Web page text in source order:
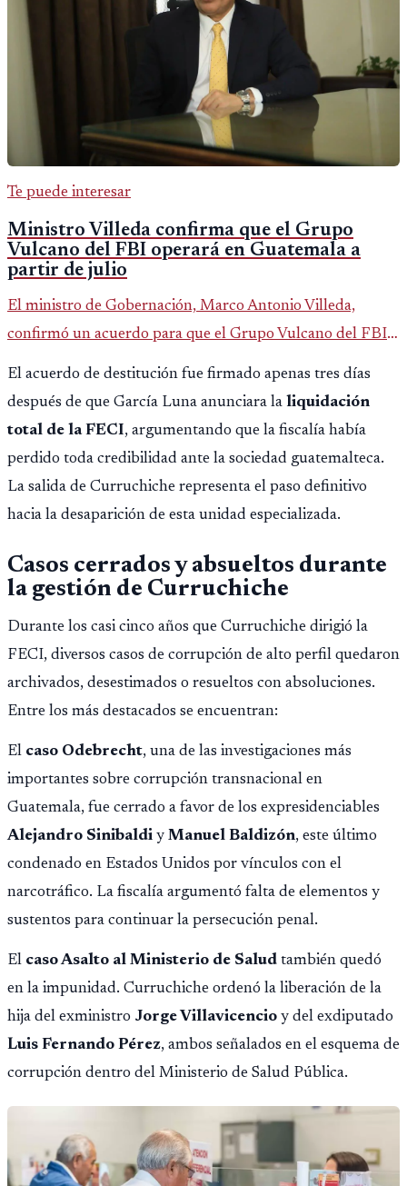
Te puede interesar
Ministro Villeda confirma que el Grupo
Vulcano del FBI operará en Guatemala a
partir de julio
El ministro de Gobernación, Marco Antonio Villeda,
confirmó un acuerdo para que el Grupo Vulcano del FBI
opere en Guatemala a partir de julio, tras un intento
fallido con la administración anterior del Ministerio
Público.
El acuerdo de destitución fue firmado apenas tres días
después de que García Luna anunciara la liquidación
total de la FECI, argumentando que la fiscalía había
perdido toda credibilidad ante la sociedad guatemalteca.
La salida de Curruchiche representa el paso definitivo
hacia la desaparición de esta unidad especializada.
Casos cerrados y absueltos durante
la gestión de Curruchiche
Durante los casi cinco años que Curruchiche dirigió la
FECI, diversos casos de corrupción de alto perfil quedaron
archivados, desestimados o resueltos con absoluciones.
Entre los más destacados se encuentran:
El caso Odebrecht, una de las investigaciones más
importantes sobre corrupción transnacional en
Guatemala, fue cerrado a favor de los expresidenciables
Alejandro Sinibaldi y Manuel Baldizón, este último
condenado en Estados Unidos por vínculos con el
narcotráfico. La fiscalía argumentó falta de elementos y
sustentos para continuar la persecución penal.
El caso Asalto al Ministerio de Salud también quedó
en la impunidad. Curruchiche ordenó la liberación de la
hija del exministro Jorge Villavicencio y del exdiputado
Luis Fernando Pérez, ambos señalados en el esquema de
corrupción dentro del Ministerio de Salud Pública.